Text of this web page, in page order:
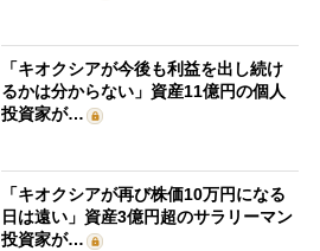
「キオクシアが今後も利益を出し続け
るかは分からない」資産11億円の個人
投資家が…
「キオクシアが再び株価10万円になる
日は遠い」資産3億円超のサラリーマン
投資家が…